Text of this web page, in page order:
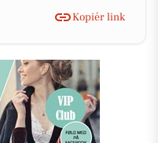
Kopiér link